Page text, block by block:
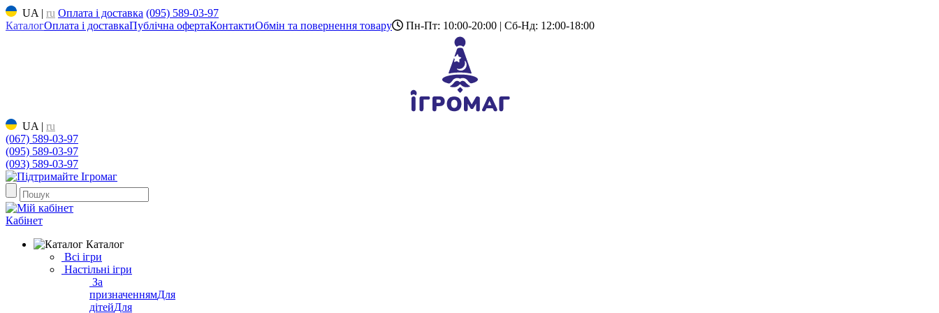
UA | ru Оплата і доставка (095) 589-03-97
КаталогОплата і доставкаПублічна офертаКонтактиОбмін та повернення товару Пн-Пт: 10:00-20:00 | Сб-Нд: 12:00-18:00
UA | ru
(067) 589-03-97
(095) 589-03-97
(093) 589-03-97
Кабінет
Каталог
Всі ігри
Настільні ігри
За
призначеннямДля
дітейДля